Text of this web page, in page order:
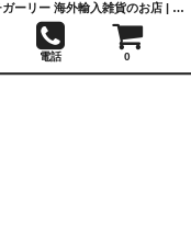
フランス雑貨・輸入雑貨『Zakka MiniMini』| フレンチガーリー 海外輸入雑貨のお店 | かわいい雑貨 | 蚤の市 | アンティーク
電話 0